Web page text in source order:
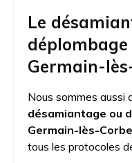
Le
Germain-
Nous sommes aussi
désamiantage ou
Germain-lès-
tous les protocoles